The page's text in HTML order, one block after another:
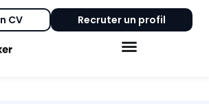
CV Recruter un profil